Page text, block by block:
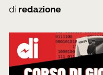
di redazione